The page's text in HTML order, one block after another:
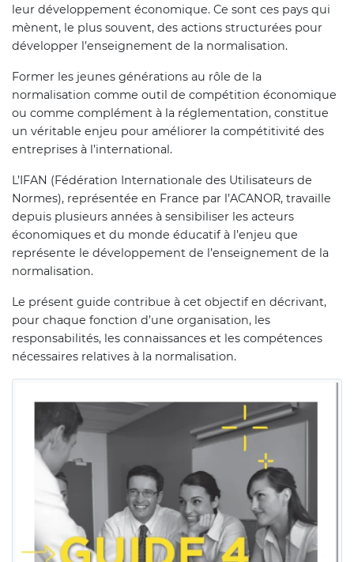
leur développement économique. Ce sont ces pays qui
mènent, le plus souvent, des actions structurées pour
développer l’enseignement de la normalisation.
Former les jeunes générations au rôle de la
normalisation comme outil de compétition économique
ou comme complément à la réglementation, constitue
un véritable enjeu pour améliorer la compétitivité des
entreprises à l’international.
L’IFAN (Fédération Internationale des Utilisateurs de
Normes), représentée en France par l’ACANOR, travaille
depuis plusieurs années à sensibiliser les acteurs
économiques et du monde éducatif à l’enjeu que
représente le développement de l’enseignement de la
normalisation.
Le présent guide contribue à cet objectif en décrivant,
pour chaque fonction d’une organisation, les
responsabilités, les connaissances et les compétences
nécessaires relatives à la normalisation.